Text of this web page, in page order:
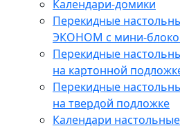
Календари-домики
Перекидные
ЭКОНОМ с мини-
Перекидные
на картонной
Перекидные
на твердой подложке
Календари